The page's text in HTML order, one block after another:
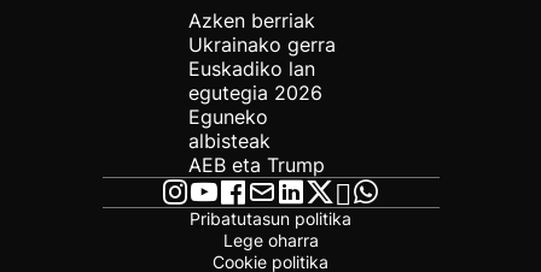
Azken berriak
Ukrainako gerra
Euskadiko lan
egutegia 2026
Eguneko
albisteak
AEB eta Trump
Pribatutasun politika
Lege oharra
Cookie politika